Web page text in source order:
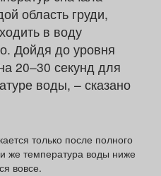
область груди,
в воду
Дойдя до уровня
20–30 секунд для
воды, – сказано
только после полного
же температура воды ниже
вовсе.